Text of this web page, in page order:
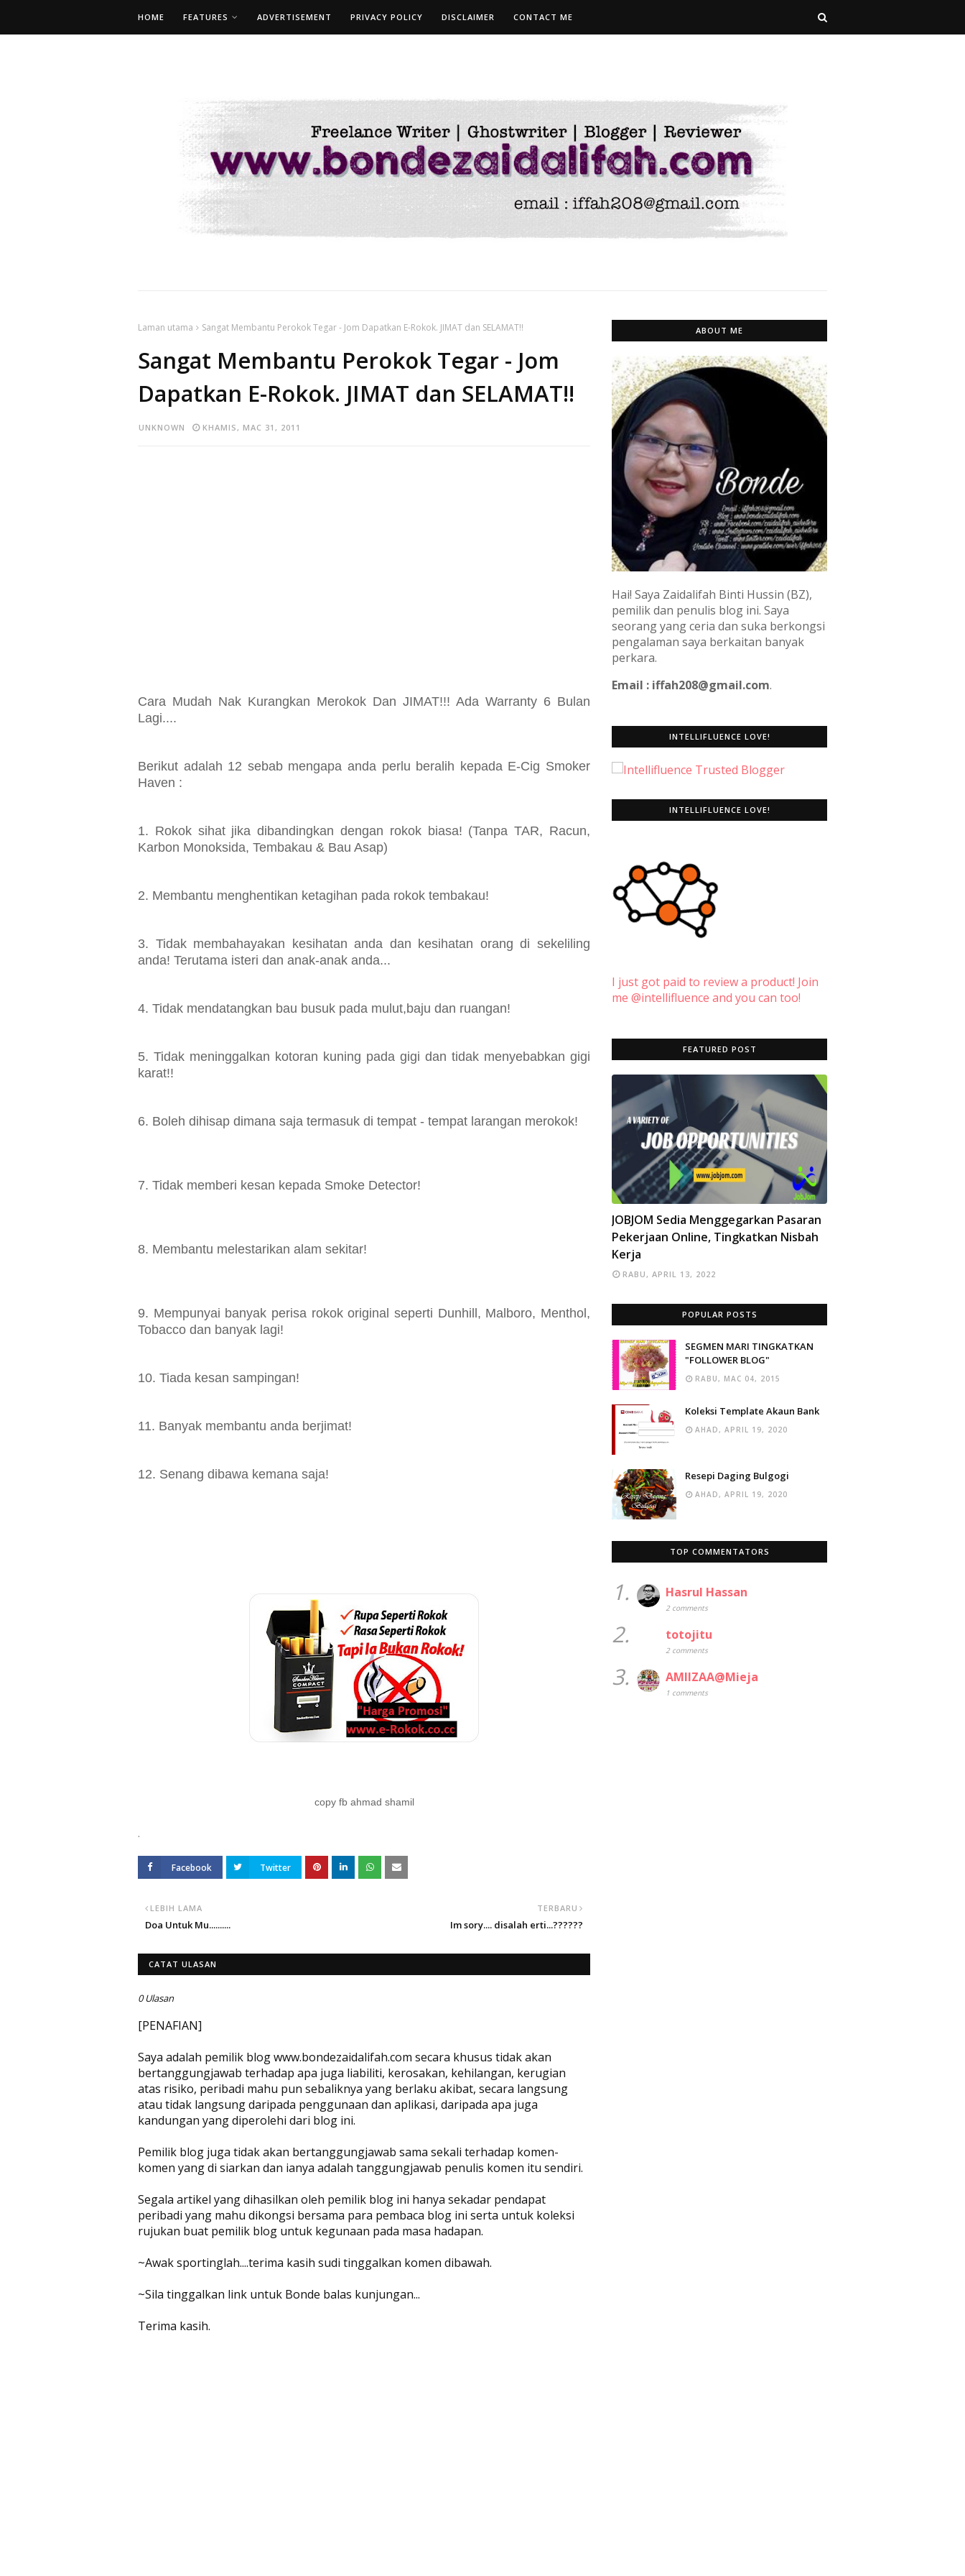
HOME FEATURES ADVERTISEMENT PRIVACY POLICY DISCLAIMER CONTACT ME
Laman utama Sangat Membantu Perokok Tegar - Jom Dapatkan E-Rokok. JIMAT dan SELAMAT!!
Sangat Membantu Perokok Tegar - Jom
Dapatkan E-Rokok. JIMAT dan SELAMAT!!
UNKNOWN KHAMIS, MAC 31, 2011
Cara Mudah Nak Kurangkan Merokok Dan JIMAT!!! Ada Warranty 6 Bulan
Lagi....
Berikut adalah 12 sebab mengapa anda perlu beralih kepada E-Cig Smoker
Haven :
1. Rokok sihat jika dibandingkan dengan rokok biasa! (Tanpa TAR, Racun,
Karbon Monoksida, Tembakau & Bau Asap)
2. Membantu menghentikan ketagihan pada rokok tembakau!
3. Tidak membahayakan kesihatan anda dan kesihatan orang di sekeliling
anda! Terutama isteri dan anak-anak anda...
4. Tidak mendatangkan bau busuk pada mulut,baju dan ruangan!
5. Tidak meninggalkan kotoran kuning pada gigi dan tidak menyebabkan gigi
karat!!
6. Boleh dihisap dimana saja termasuk di tempat - tempat larangan merokok!
7. Tidak memberi kesan kepada Smoke Detector!
8. Membantu melestarikan alam sekitar!
9. Mempunyai banyak perisa rokok original seperti Dunhill, Malboro, Menthol,
Tobacco dan banyak lagi!
10. Tiada kesan sampingan!
11. Banyak membantu anda berjimat!
12. Senang dibawa kemana saja!
copy fb ahmad shamil
.
Facebook Twitter
TERBARU
Im sory.... disalah erti...??????
LEBIH LAMA
Doa Untuk Mu..........
CATAT ULASAN
0 Ulasan
[PENAFIAN]
Saya adalah pemilik blog www.bondezaidalifah.com secara khusus tidak akan
bertanggungjawab terhadap apa juga liabiliti, kerosakan, kehilangan, kerugian
atas risiko, peribadi mahu pun sebaliknya yang berlaku akibat, secara langsung
atau tidak langsung daripada penggunaan dan aplikasi, daripada apa juga
kandungan yang diperolehi dari blog ini.
Pemilik blog juga tidak akan bertanggungjawab sama sekali terhadap komen-
komen yang di siarkan dan ianya adalah tanggungjawab penulis komen itu sendiri.
Segala artikel yang dihasilkan oleh pemilik blog ini hanya sekadar pendapat
peribadi yang mahu dikongsi bersama para pembaca blog ini serta untuk koleksi
rujukan buat pemilik blog untuk kegunaan pada masa hadapan.
~Awak sportinglah....terima kasih sudi tinggalkan komen dibawah.
~Sila tinggalkan link untuk Bonde balas kunjungan...
Terima kasih.
ABOUT ME
Hai! Saya Zaidalifah Binti Hussin (BZ),
pemilik dan penulis blog ini. Saya
seorang yang ceria dan suka berkongsi
pengalaman saya berkaitan banyak
perkara.
Email : iffah208@gmail.com.
INTELLIFLUENCE LOVE!
INTELLIFLUENCE LOVE!
I just got paid to review a product! Join
me @intellifluence and you can too!
FEATURED POST
INFO
JOBJOM Sedia Menggegarkan Pasaran
Pekerjaan Online, Tingkatkan Nisbah
Kerja
RABU, APRIL 13, 2022
POPULAR POSTS
SEGMEN MARI TINGKATKAN
"FOLLOWER BLOG"
RABU, MAC 04, 2015
Koleksi Template Akaun Bank
AHAD, APRIL 19, 2020
Resepi Daging Bulgogi
AHAD, APRIL 19, 2020
TOP COMMENTATORS
1. Hasrul Hassan
2 comments
2. totojitu
2 comments
3. AMIIZAA@Mieja
1 comments